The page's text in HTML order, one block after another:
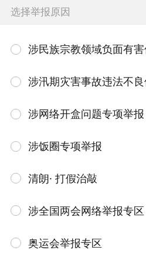
选择举报原因
涉民族宗教领域负面有
涉汛期灾害事故违法不
涉网络开盒问题专项举报
涉饭圈专项举报
清朗· 打假治敲
涉全国两会网络举报专区
奥运会举报专区